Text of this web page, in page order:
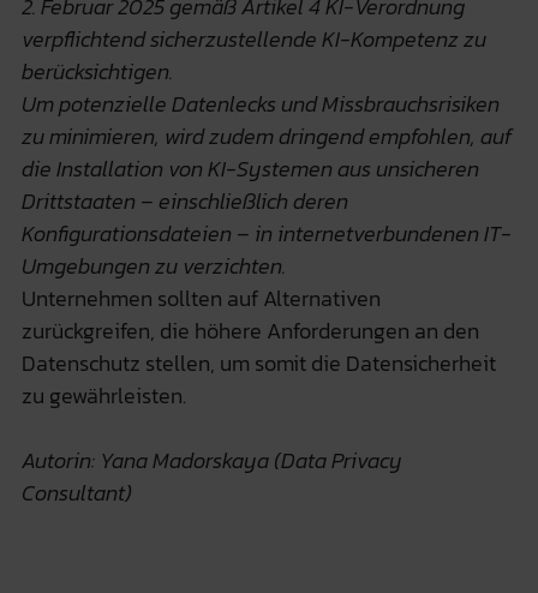
verpflichtend sicherzustellende KI-Kompetenz zu
berücksichtigen.
Um potenzielle Datenlecks und Missbrauchsrisiken
zu minimieren, wird zudem dringend empfohlen, auf
die Installation von KI-Systemen aus unsicheren
Drittstaaten – einschließlich deren
Konfigurationsdateien – in internetverbundenen IT-
Umgebungen zu verzichten.
Unternehmen sollten auf Alternativen
zurückgreifen, die höhere Anforderungen an den
Datenschutz stellen, um somit die Datensicherheit
zu gewährleisten.
Autorin: Yana Madorskaya (Data Privacy
Consultant)